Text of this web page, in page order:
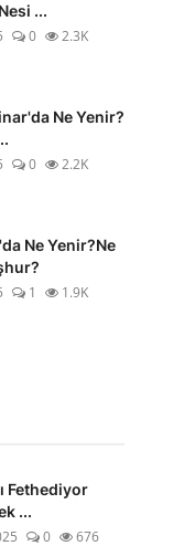
...
0 2.3K
Ne Yenir?
0 2.2K
Ne Yenir?Ne
1 1.9K
Fethediyor
...
0 676